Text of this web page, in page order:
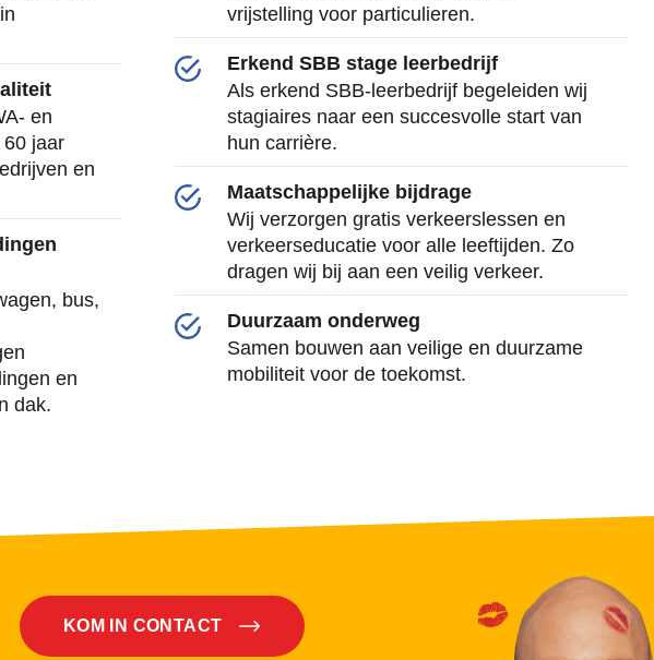
en
jaar
en
bus,
en
dak.
vrijstelling voor particulieren.
Erkend SBB stage leerbedrijf
Als erkend SBB-leerbedrijf begeleiden wij
stagiaires naar een succesvolle start van
hun carrière.
Maatschappelijke bijdrage
Wij verzorgen gratis verkeerslessen en
verkeerseducatie voor alle leeftijden. Zo
dragen wij bij aan een veilig verkeer.
Duurzaam onderweg
Samen bouwen aan veilige en duurzame
mobiliteit voor de toekomst.
KOM IN CONTACT